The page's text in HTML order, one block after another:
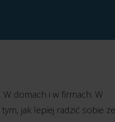
domach i w firmach. W
jak lepiej radzić sobie ze